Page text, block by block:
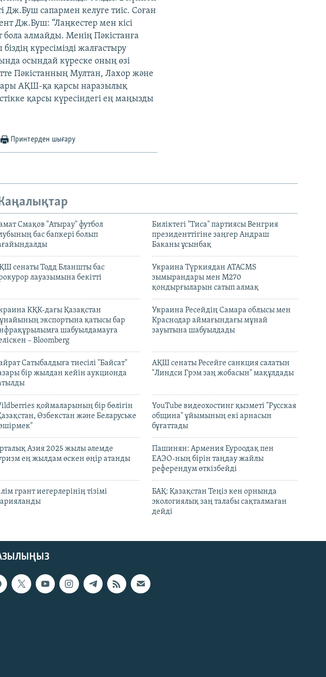
Дж.Буш сапармен келуге тиіс. Соған
Дж.Буш: “Лаңкестер мен кісі
бола алмайды. Менің Пәкістанға
күресімізді жалғастыру
осындай күреске оның өзі
Пәкістанның Мултан, Лахор және
АҚШ-қа қарсы наразылық
қарсы күресіндегі ең маңызды
Принтерден шығару
Смақов "Атырау" футбол
бас бапкері болып
Биліктегі "Тиса" партиясы Венгрия
президенттігіне заңгер Андраш
Баканы ұсынбақ
сенаты Тодд Бланшты бас
лауазымына бекітті
Украина Түркиядан ATACMS
зымырандары мен M270
қондырғыларын сатып алмақ
КҚК-дағы Қазақстан
экспортына қатысы бар
шабуылдамауға
– Bloomberg
Украина Ресейдің Самара облысы мен
Краснодар аймағындағы мұнай
зауытына шабуылдады
Сатыбалдыға тиесілі "Байсат"
бір жылдан кейін аукционда
АҚШ сенаты Ресейге санкция салатын
"Линдси Грэм заң жобасын" мақұлдады
қоймаларының бір бөлігін
Өзбекстан және Беларуське
YouTube видеохостинг қызметі "Русская
община" ұйымының екі арнасын
бұғаттады
Азия 2025 жылы әлемде
ең жылдам өскен өңір атанды
Пашинян: Армения Еуроодақ пен
ЕАЭО-ның бірін таңдау жайлы
референдум өткізбейді
грант иегерлерінің тізімі
БАҚ: Қазақстан Теңіз кен орнында
экологиялық заң талабы сақталмаған
дейді